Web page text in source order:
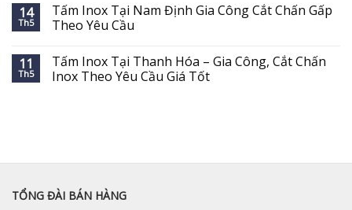
14
Th5
Tấm Inox Tại Nam Định Gia Công Cắt Chấn Gấp
Theo Yêu Cầu
11
Th5
Tấm Inox Tại Thanh Hóa – Gia Công, Cắt Chấn
Inox Theo Yêu Cầu Giá Tốt
TỔNG ĐÀI BÁN HÀNG